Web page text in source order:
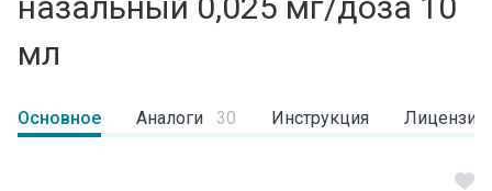
мл
Основное Аналоги 30 Инструкция Лицензии